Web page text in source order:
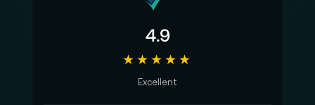
4.9
★★★★★
Excellent